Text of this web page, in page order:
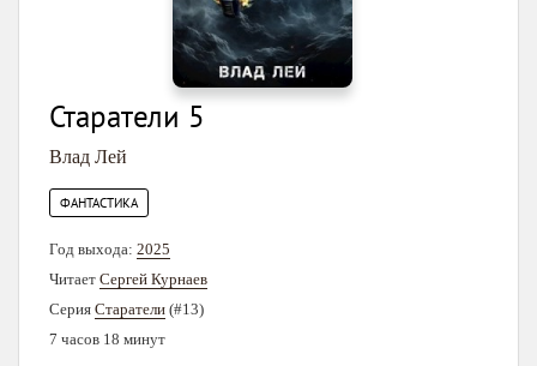
Старатели 5
Влад Лей
ФАНТАСТИКА
Год выхода: 2025
Читает Сергей Курнаев
Серия Старатели (#13)
7 часов 18 минут